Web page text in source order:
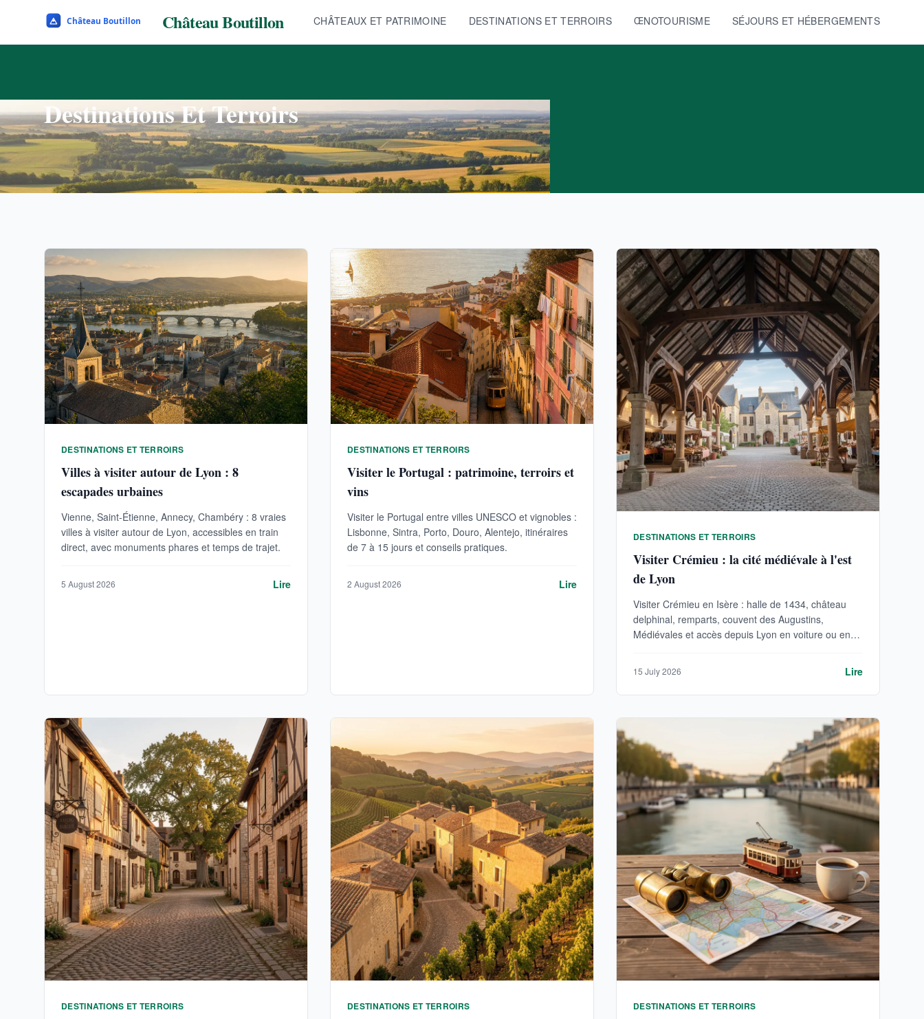
Château Boutillon CHÂTEAUX ET PATRIMOINE DESTINATIONS ET TERROIRS ŒNOTOURISME SÉJOURS ET HÉBERGEMENTS
Destinations Et Terroirs
DESTINATIONS ET TERROIRS
Villes à visiter autour de Lyon : 8
escapades urbaines
Vienne, Saint-Étienne, Annecy, Chambéry : 8 vraies
villes à visiter autour de Lyon, accessibles en train
direct, avec monuments phares et temps de trajet.
5 August 2026 Lire
DESTINATIONS ET TERROIRS
Visiter le Portugal : patrimoine, terroirs et
vins
Visiter le Portugal entre villes UNESCO et vignobles :
Lisbonne, Sintra, Porto, Douro, Alentejo, itinéraires
de 7 à 15 jours et conseils pratiques.
2 August 2026 Lire
DESTINATIONS ET TERROIRS
Visiter Crémieu : la cité médiévale à l'est
de Lyon
Visiter Crémieu en Isère : halle de 1434, château
delphinal, remparts, couvent des Augustins,
Médiévales et accès depuis Lyon en voiture ou en
15 July 2026 Lire
DESTINATIONS ET TERROIRS DESTINATIONS ET TERROIRS DESTINATIONS ET TERROIRS